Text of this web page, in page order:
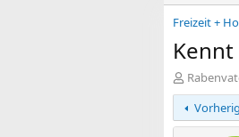
Freizeit +
Kennt
E
r
s
t